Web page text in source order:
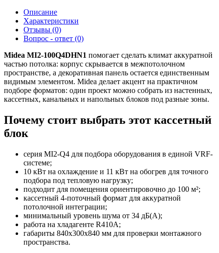
Описание
Характеристики
Отзывы (0)
Вопрос - ответ (0)
Midea MI2-100Q4DHN1 помогает сделать климат аккуратной
частью потолка: корпус скрывается в межпотолочном
пространстве, а декоративная панель остается единственным
видимым элементом. Midea делает акцент на практичном
подборе форматов: один проект можно собрать из настенных,
кассетных, канальных и напольных блоков под разные зоны.
Почему стоит выбрать этот кассетный
блок
серия MI2-Q4 для подбора оборудования в единой VRF-
системе;
10 кВт на охлаждение и 11 кВт на обогрев для точного
подбора под тепловую нагрузку;
подходит для помещения ориентировочно до 100 м²;
кассетный 4-поточный формат для аккуратной
потолочной интеграции;
минимальный уровень шума от 34 дБ(А);
работа на хладагенте R410A;
габариты 840x300x840 мм для проверки монтажного
пространства.